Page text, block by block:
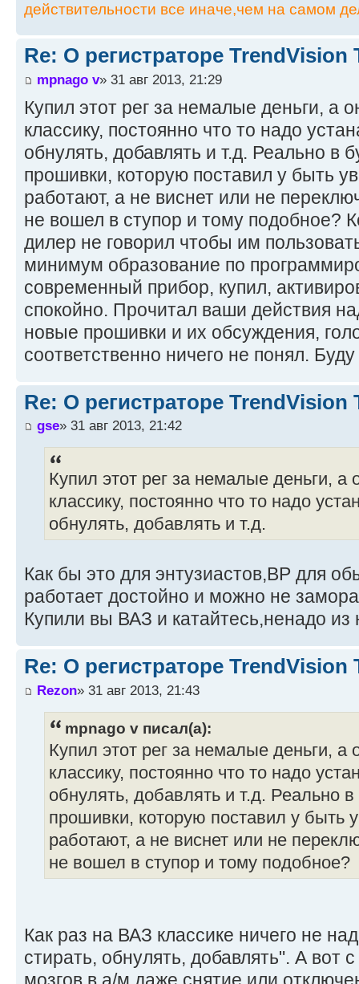
действительности все иначе,чем на самом
Re: О регистраторе TrendVision
mpnago v» 31 авг 2013, 21:29
Купил этот рег за немалые деньги, а
классику, постоянно что то надо
обнулять, добавлять и т.д. Реально в
прошивки, которую поставил у быть
работают, а не виснет или не
не вошел в ступор и тому подобное?
дилер не говорил чтобы им
минимум образование по
современный прибор, купил,
спокойно. Прочитал ваши действия
новые прошивки и их обсуждения,
соответственно ничего не понял.
Re: О регистраторе TrendVision
gse» 31 авг 2013, 21:42
Купил этот рег за немалые деньги,
классику, постоянно что то надо
обнулять, добавлять и т.д.
Как бы это для энтузиастов,ВР для
работает достойно и можно не
Купили вы ВАЗ и катайтесь,ненадо
Re: О регистраторе TrendVision
Rezon» 31 авг 2013, 21:43
mpnago v писал(а):
Купил этот рег за немалые деньги,
классику, постоянно что то надо
обнулять, добавлять и т.д. Реально
прошивки, которую поставил у быть
работают, а не виснет или не
не вошел в ступор и тому подобное?
Как раз на ВАЗ классике ничего не
стирать, обнулять, добавлять". А вот